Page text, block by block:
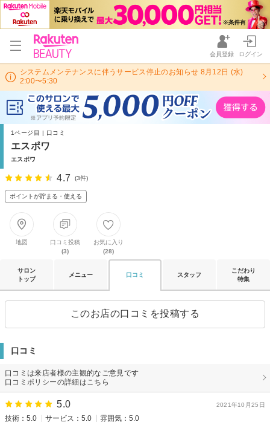
会員登録 ログイン
システムメンテナンスに伴うサービス停止のお知らせ 8月12日 (水)
2:00〜5:30
1ページ目 | 口コミ
エスポワ
エスポワ
4.7 (3件)
ポイントが貯まる・使える
地図
口コミ投稿
(3)
お気に入り
(28)
サロン
トップ
メニュー 口コミ スタッフ
こだわり
特集
このお店の口コミを投稿する
口コミ
口コミは来店者様の主観的なご意見です
口コミポリシーの詳細はこちら
2021年10月25日
5.0
技術：5.0 サービス：5.0
雰囲気：5.0